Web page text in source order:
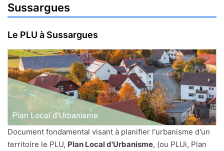
Sussargues
Le PLU à Sussargues
Document fondamental visant à planifier l'urbanisme d'un
territoire le PLU, Plan Local d'Urbanisme, (ou PLUi, Plan